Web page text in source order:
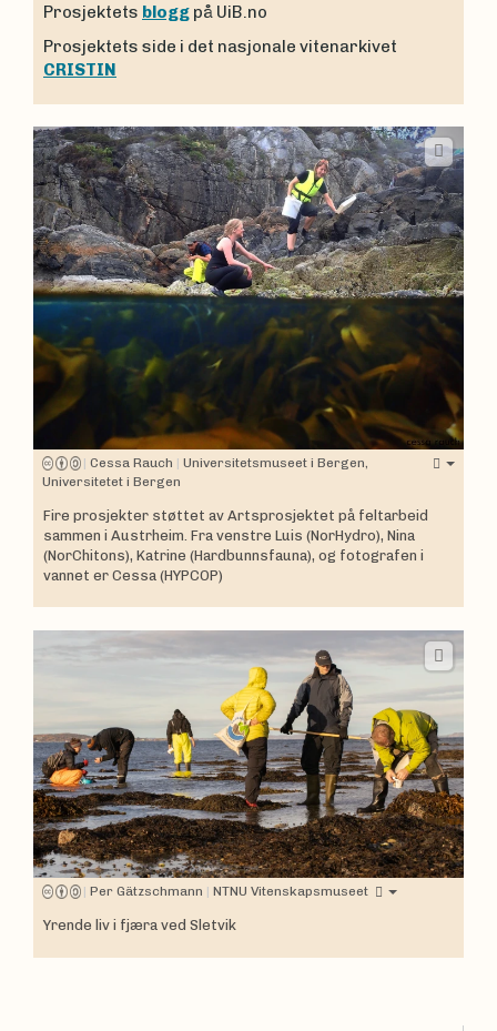
Prosjektets blogg på UiB.no
Prosjektets side i det nasjonale vitenarkivet
CRISTIN
| Cessa Rauch | Universitetsmuseet i Bergen,
Universitetet i Bergen
Fire prosjekter støttet av Artsprosjektet på feltarbeid
sammen i Austrheim. Fra venstre Luis (NorHydro), Nina
(NorChitons), Katrine (Hardbunnsfauna), og fotografen i
vannet er Cessa (HYPCOP)
| Per Gätzschmann | NTNU Vitenskapsmuseet
Yrende liv i fjæra ved Sletvik